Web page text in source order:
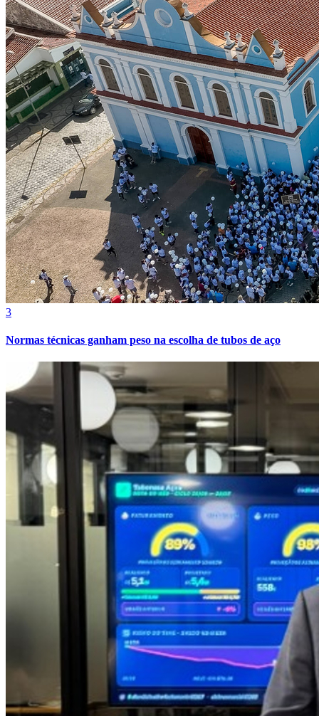
Grêmio
3
Normas técnicas ganham peso na escolha de tubos de aço